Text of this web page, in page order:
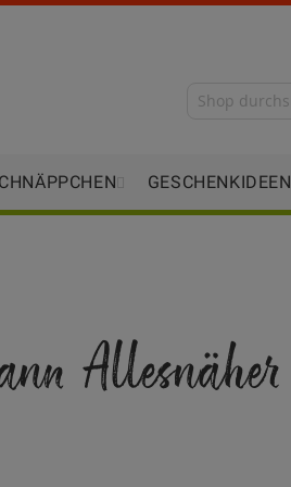
GESCHENKIDEEN
Allesnäher